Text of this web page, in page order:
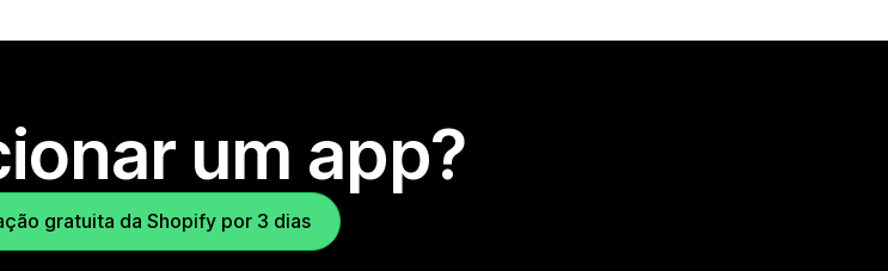
um app?
gratuita da Shopify por 3 dias